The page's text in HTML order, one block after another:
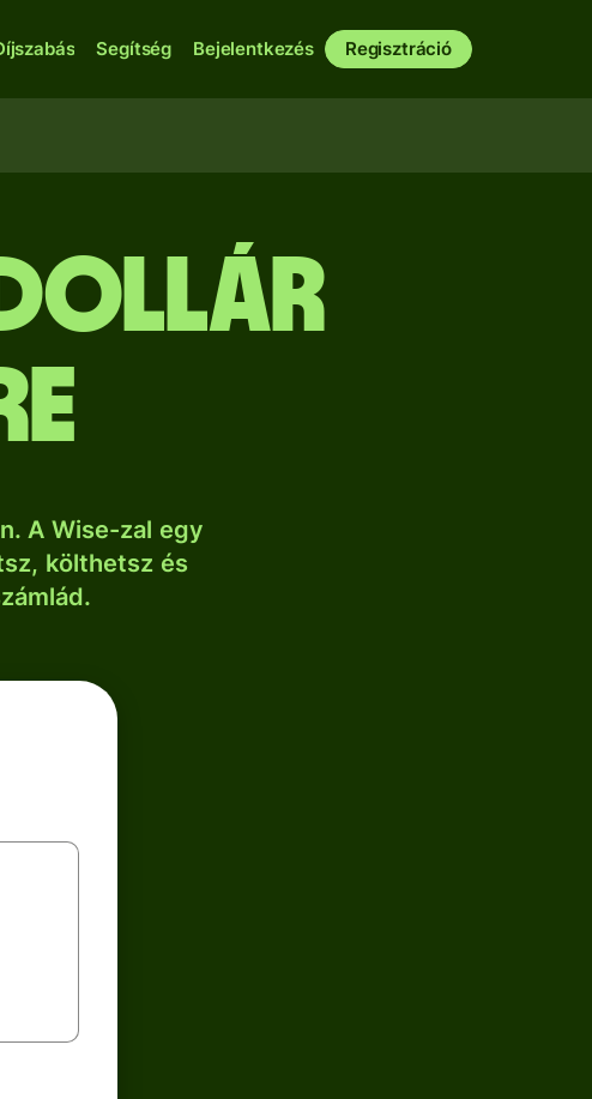
Segítség Bejelentkezés Regisztráció
dollár
A Wise-zal egy
költhetsz és